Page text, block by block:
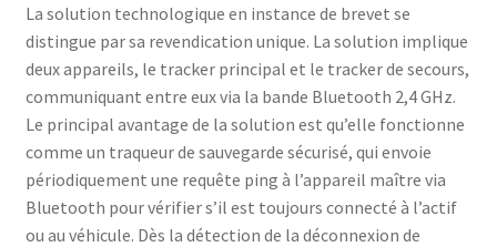
La solution technologique en instance de brevet se
distingue par sa revendication unique. La solution implique
deux appareils, le tracker principal et le tracker de secours,
communiquant entre eux via la bande Bluetooth 2,4 GHz.
Le principal avantage de la solution est qu’elle fonctionne
comme un traqueur de sauvegarde sécurisé, qui envoie
périodiquement une requête ping à l’appareil maître via
Bluetooth pour vérifier s’il est toujours connecté à l’actif
ou au véhicule. Dès la détection de la déconnexion de